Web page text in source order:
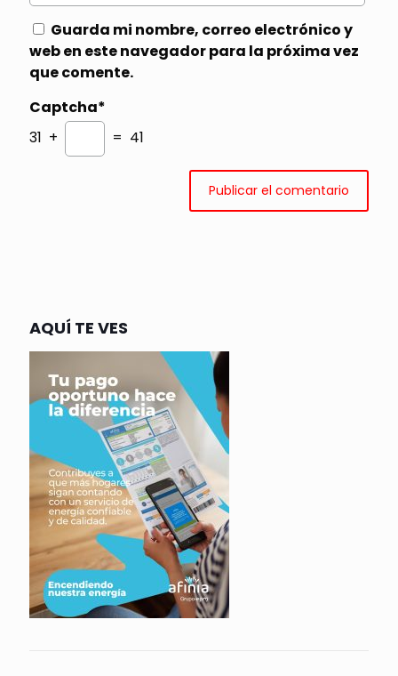
Guarda mi nombre, correo electrónico y
web en este navegador para la próxima vez
que comente.
Captcha*
31 +
= 41
AQUÍ TE VES